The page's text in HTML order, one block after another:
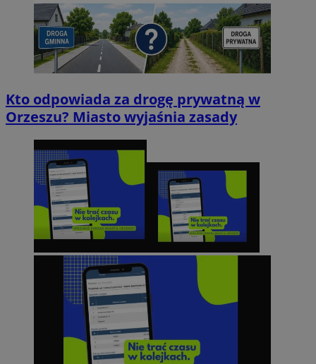
Kto odpowiada za drogę prywatną w
Orzeszu? Miasto wyjaśnia zasady